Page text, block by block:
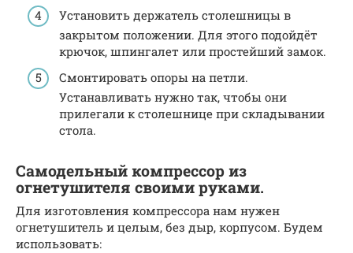
Установить держатель столешницы в
закрытом положении. Для этого подойдёт
крючок, шпингалет или простейший замок.
Смонтировать опоры на петли.
Устанавливать нужно так, чтобы они
прилегали к столешнице при складывании
стола.
Самодельный компрессор из
огнетушителя своими руками.
Для изготовления компрессора нам нужен
огнетушитель и целым, без дыр, корпусом. Будем
использовать: